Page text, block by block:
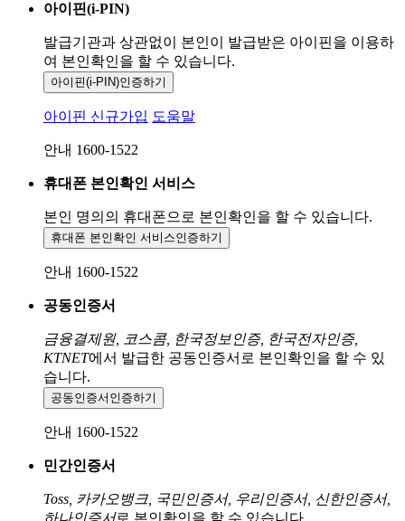
아이핀(i-PIN)
발급기관과 상관없이 본인이 발급받은 아이핀을 이용하
여 본인확인을 할 수 있습니다.
아이핀(i-PIN)인증하기
아이핀 신규가입 도움말
안내 1600-1522
휴대폰 본인확인 서비스
본인 명의의 휴대폰으로 본인확인을 할 수 있습니다.
휴대폰 본인확인 서비스인증하기
안내 1600-1522
공동인증서
금융결제원, 코스콤, 한국정보인증, 한국전자인증,
KTNET에서 발급한 공동인증서로 본인확인을 할 수 있
습니다.
공동인증서 인증하기
안내 1600-1522
민간인증서
Toss, 카카오뱅크, 국민인증서, 우리인증서, 신한인증서,